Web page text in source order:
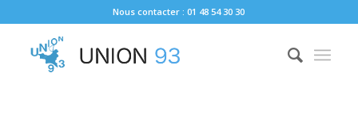
Nous contacter : 01 48 54 30 30